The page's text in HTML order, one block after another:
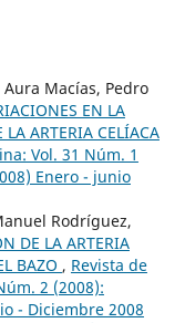
Macías, Pedro
EN LA
ARTERIA CELÍACA
Vol. 31 Núm. 1
Enero - junio
Rodríguez,
DE LA ARTERIA
BAZO , Revista de
2 (2008):
- Diciembre 2008